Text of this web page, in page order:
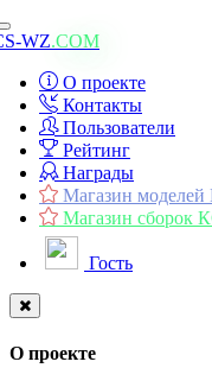
Toggle
navigation
WZ.COM
О проекте
Контакты
Пользователи
Рейтинг
Награды
Магазин
Магазин сборок
Гость
О проекте